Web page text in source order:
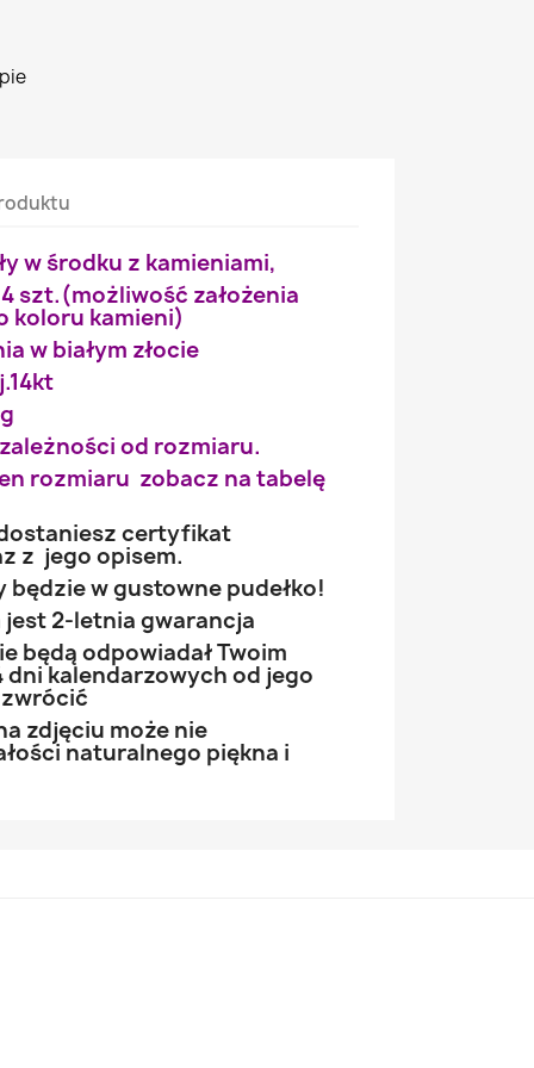
w środku z kamieniami,
szt.(możliwość założenia
koloru kamieni)
w białym złocie
od rozmiaru.
rozmiaru zobacz na tabelę
certyfikat
z jego opisem.
będzie w gustowne pudełko!
2-letnia gwarancja
będą odpowiadał Twoim
dni kalendarzowych od jego
zdjęciu może nie
naturalnego piękna i